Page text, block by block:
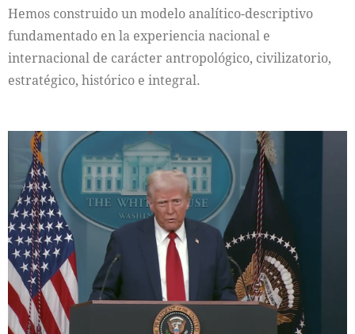
Hemos construido un modelo analítico-descriptivo
fundamentado en la experiencia nacional e
internacional de carácter antropológico, civilizatorio,
estratégico, histórico e integral.